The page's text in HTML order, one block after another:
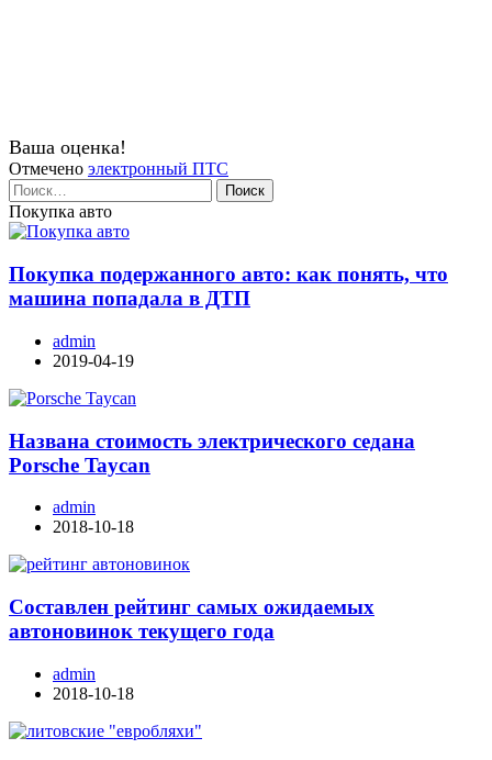
Ваша оценка!
Отмечено электронный ПТС
Найти:
Покупка авто
Покупка подержанного авто: как понять, что
машина попадала в ДТП
admin
2019-04-19
Названа стоимость электрического седана
Porsche Taycan
admin
2018-10-18
Составлен рейтинг самых ожидаемых
автоновинок текущего года
admin
2018-10-18